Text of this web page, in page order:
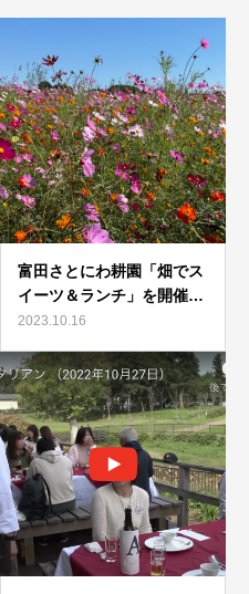
富田さとにわ耕園「畑でス
イーツ＆ランチ」を開催…
2023.10.16